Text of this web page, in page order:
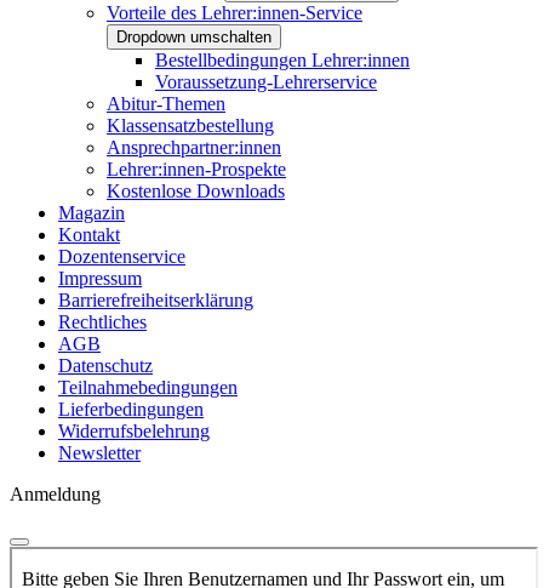
Vorteile des Lehrer:innen-Service
Dropdown umschalten
Bestellbedingungen Lehrer:innen
Voraussetzung-Lehrerservice
Abitur-Themen
Klassensatzbestellung
Ansprechpartner:innen
Lehrer:innen-Prospekte
Kostenlose Downloads
Magazin
Kontakt
Dozentenservice
Impressum
Barrierefreiheitserklärung
Rechtliches
AGB
Datenschutz
Teilnahmebedingungen
Lieferbedingungen
Widerrufsbelehrung
Newsletter
Anmeldung